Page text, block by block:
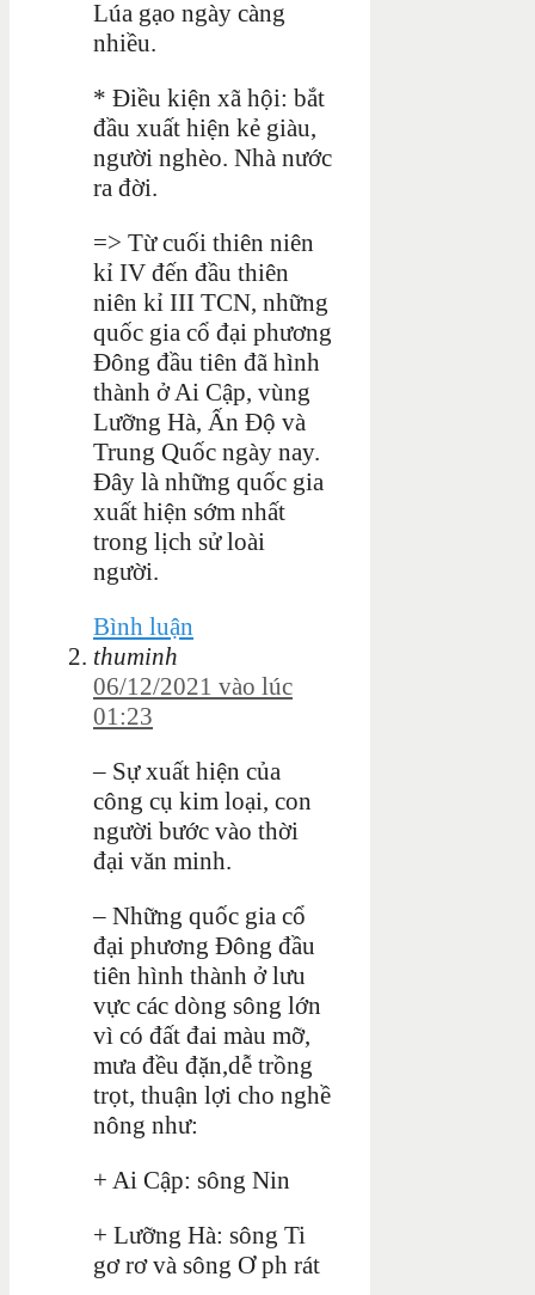
Lúa gạo ngày càng
nhiều.
* Điều kiện xã hội: bắt
đầu xuất hiện kẻ giàu,
người nghèo. Nhà nước
ra đời.
=> Từ cuối thiên niên
kỉ IV đến đầu thiên
niên kỉ III TCN, những
quốc gia cổ đại phương
Đông đầu tiên đã hình
thành ở Ai Cập, vùng
Lưỡng Hà, Ấn Độ và
Trung Quốc ngày nay.
Đây là những quốc gia
xuất hiện sớm nhất
trong lịch sử loài
người.
Bình luận
thuminh
06/12/2021 vào lúc
01:23
– Sự xuất hiện của
công cụ kim loại, con
người bước vào thời
đại văn minh.
– Những quốc gia cổ
đại phương Đông đầu
tiên hình thành ở lưu
vực các dòng sông lớn
vì có đất đai màu mỡ,
mưa đều đặn,dễ trồng
trọt, thuận lợi cho nghề
nông như:
+ Ai Cập: sông Nin
+ Lưỡng Hà: sông Ti
gơ rơ và sông Ơ ph rát